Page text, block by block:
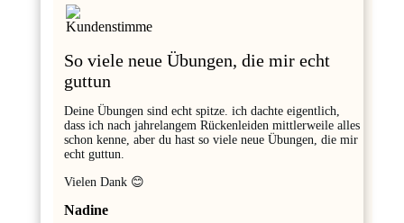
So viele neue Übungen, die mir echt
guttun
Deine Übungen sind echt spitze. ich dachte eigentlich,
dass ich nach jahrelangem Rückenleiden mittlerweile alles
schon kenne, aber du hast so viele neue Übungen, die mir
echt guttun.
Vielen Dank 😊
Nadine